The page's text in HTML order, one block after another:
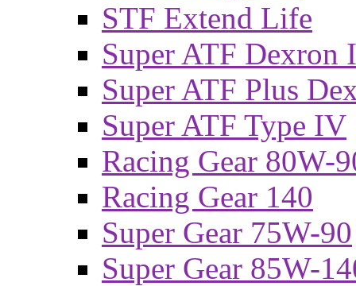
STF Extend Life
Super ATF Dexron
Super ATF Plus
Super ATF Type IV
Racing Gear 80W-
Racing Gear 140
Super Gear 75W-90
Super Gear 85W-